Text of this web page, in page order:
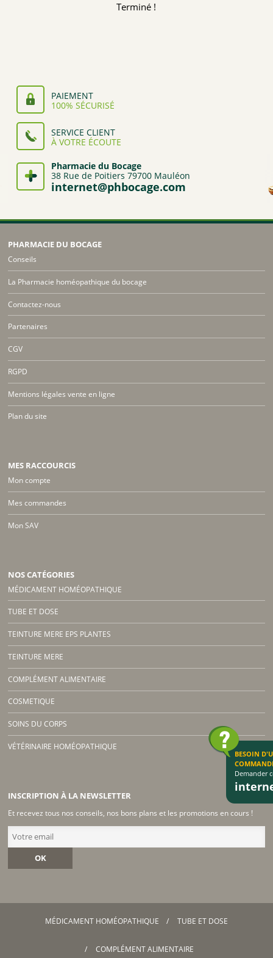
Terminé !
PAIEMENT
100% SÉCURISÉ
SERVICE CLIENT
À VOTRE ÉCOUTE
Pharmacie du Bocage
38 Rue de Poitiers 79700 Mauléon
internet@phbocage.com
PHARMACIE DU BOCAGE
Conseils
La Pharmacie homéopathique du bocage
Contactez-nous
Partenaires
CGV
RGPD
Mentions légales vente en ligne
Plan du site
MES RACCOURCIS
Mon compte
Mes commandes
Mon SAV
NOS CATÉGORIES
MÉDICAMENT HOMÉOPATHIQUE
TUBE ET DOSE
TEINTURE MERE EPS PLANTES
TEINTURE MERE
COMPLÉMENT ALIMENTAIRE
COSMETIQUE
SOINS DU CORPS
VÉTÉRINAIRE HOMÉOPATHIQUE
INSCRIPTION À LA NEWSLETTER
Et recevez tous nos conseils, nos bons plans et les promotions en cours !
OK
MÉDICAMENT HOMÉOPATHIQUE TUBE ET DOSE
COMPLÉMENT ALIMENTAIRE
BESOIN
Demander